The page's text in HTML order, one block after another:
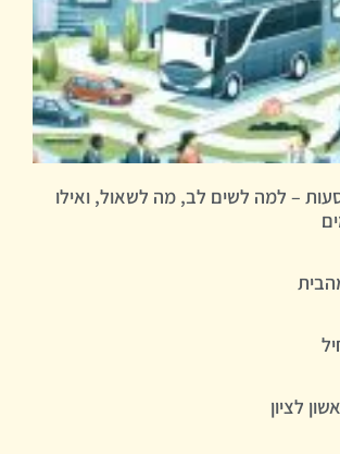
– למה לשים לב, מה לשאול, ואילו
לציון